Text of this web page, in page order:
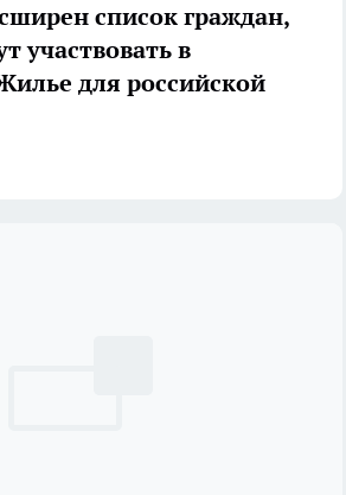
список граждан,
участвовать в
для российской